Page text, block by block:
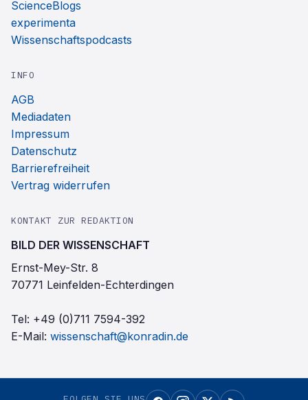
ScienceBlogs
experimenta
Wissenschaftspodcasts
INFO
AGB
Mediadaten
Impressum
Datenschutz
Barrierefreiheit
Vertrag widerrufen
KONTAKT ZUR REDAKTION
BILD DER WISSENSCHAFT
Ernst-Mey-Str. 8
70771 Leinfelden-Echterdingen
Tel: +49 (0)711 7594-392
E-Mail: wissenschaft@konradin.de